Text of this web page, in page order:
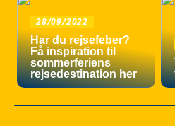
28/09/2022
Har du rejsefeber?
Få inspiration til
sommerferiens
rejsedestination her